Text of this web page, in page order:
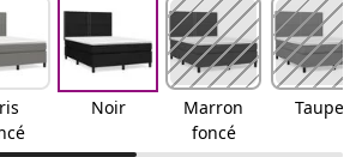
Noir
Marron
foncé
Taupe